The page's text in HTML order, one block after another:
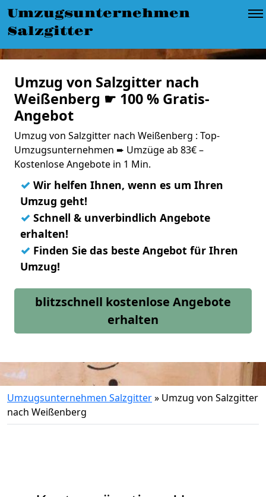
Umzugsunternehmen
Salzgitter
Umzug von Salzgitter nach
Weißenberg ☛ 100 % Gratis-
Angebot
Umzug von Salzgitter nach Weißenberg : Top-
Umzugsunternehmen ➨ Umzüge ab 83€ –
Kostenlose Angebote in 1 Min.
✓ Wir helfen Ihnen, wenn es um Ihren
Umzug geht!
✓ Schnell & unverbindlich Angebote
erhalten!
✓ Finden Sie das beste Angebot für Ihren
Umzug!
blitzschnell kostenlose Angebote
erhalten
Umzugsunternehmen Salzgitter» Umzug von Salzgitter
nach Weißenberg